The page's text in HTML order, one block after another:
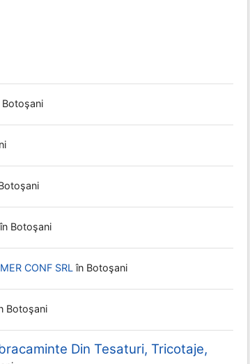
Botoşani
în Botoşani
CONF SRL în Botoşani
Botoşani
Din Tesaturi, Tricotaje,